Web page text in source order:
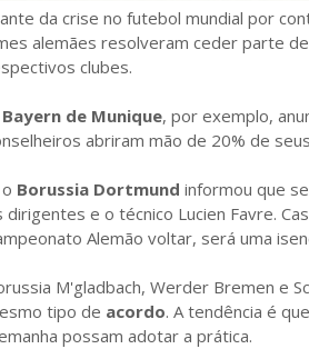
da crise no futebol mundial por
alemães resolveram ceder parte
clubes.
Bayern de Munique, por exemplo,
abriram mão de 20% de
o Borussia Dortmund informou que
dirigentes e o técnico Lucien Favre.
Alemão voltar, será uma
M'gladbach, Werder Bremen e
tipo de acordo. A tendência é
possam adotar a prática.